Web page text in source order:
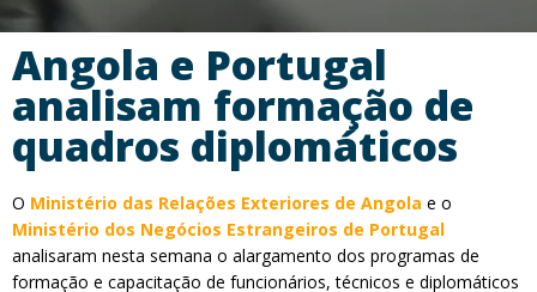
Angola e Portugal
analisam formação de
quadros diplomáticos
O Ministério das Relações Exteriores de Angola e o
Ministério dos Negócios Estrangeiros de Portugal
analisaram nesta semana o alargamento dos programas de
formação e capacitação de funcionários, técnicos e diplomáticos